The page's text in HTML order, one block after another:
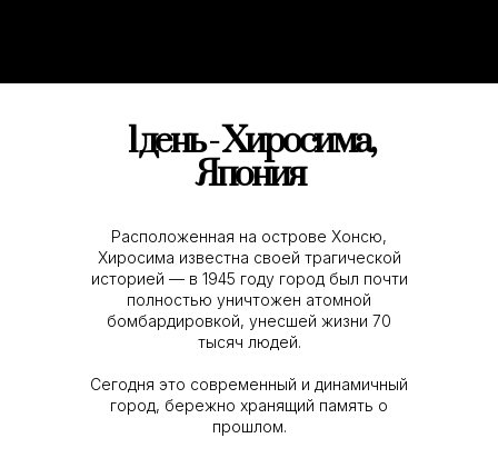
1 день - Хиросима,
Япония
Расположенная на острове Хонсю,
Хиросима известна своей трагической
историей — в 1945 году город был почти
полностью уничтожен атомной
бомбардировкой, унесшей жизни 70
тысяч людей.
Сегодня это современный и динамичный
город, бережно хранящий память о
прошлом.